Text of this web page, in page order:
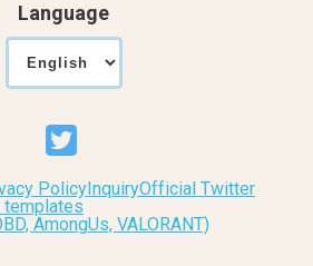
Language
Policy InquiryOfficial Twitter
templates
AmongUs, VALORANT)